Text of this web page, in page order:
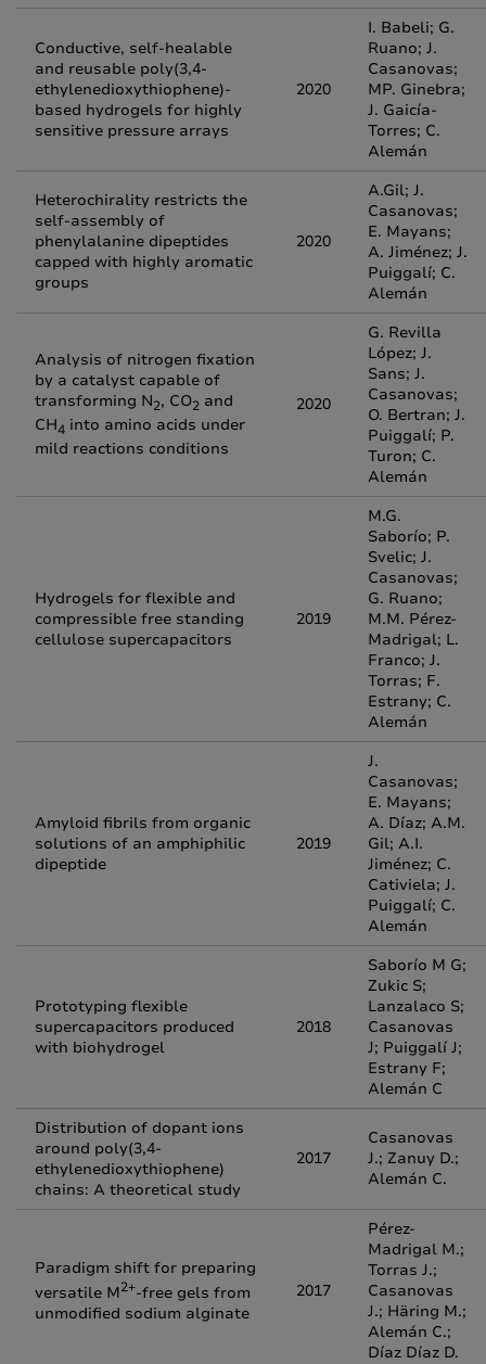
Conductive, self-healable
and reusable poly(3,4-
ethylenedioxythiophene)-
based hydrogels for highly
sensitive pressure arrays
2020
I. Babeli; G.
Ruano; J.
Casanovas;
MP. Ginebra;
J. Gaicía-
Torres; C.
Alemán
Heterochirality restricts the
self-assembly of
phenylalanine dipeptides
capped with highly aromatic
groups
2020
A.Gil; J.
Casanovas;
E. Mayans;
A. Jiménez; J.
Puiggalí; C.
Alemán
Analysis of nitrogen fixation
by a catalyst capable of
transforming N2, CO2 and
CH4 into amino acids under
mild reactions conditions
2020
G. Revilla
López; J.
Sans; J.
Casanovas;
O. Bertran; J.
Puiggalí; P.
Turon; C.
Alemán
Hydrogels for flexible and
compressible free standing
cellulose supercapacitors
2019
M.G.
Saborío; P.
Svelic; J.
Casanovas;
G. Ruano;
M.M. Pérez-
Madrigal; L.
Franco; J.
Torras; F.
Estrany; C.
Alemán
Amyloid fibrils from organic
solutions of an amphiphilic
dipeptide
2019
J.
Casanovas;
E. Mayans;
A. Díaz; A.M.
Gil; A.I.
Jiménez; C.
Cativiela; J.
Puiggalí; C.
Alemán
Prototyping flexible
supercapacitors produced
with biohydrogel
2018
Saborío M G;
Zukic S;
Lanzalaco S;
Casanovas
J; Puiggalí J;
Estrany F;
Alemán C
Distribution of dopant ions
around poly(3,4-
ethylenedioxythiophene)
chains: A theoretical study
2017
Casanovas
J.; Zanuy D.;
Alemán C.
Paradigm shift for preparing
versatile M2+-free gels from
unmodified sodium alginate
2017
Pérez-
Madrigal M.;
Torras J.;
Casanovas
J.; Häring M.;
Alemán C.;
Díaz Díaz D.